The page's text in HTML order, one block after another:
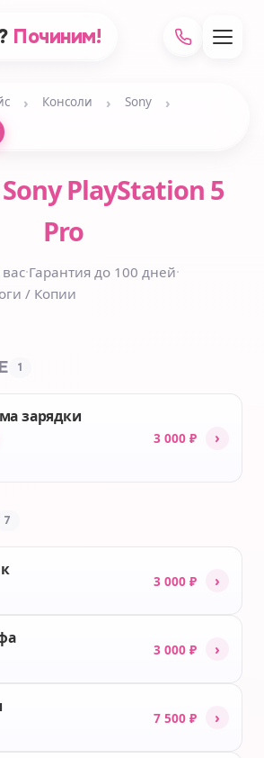
Починим!
› Консоли › Sony ›
Sony PlayStation 5
Pro
·Гарантия до 100 дней·
/ Копии
1
зарядки
3 000 ₽ ›
7
3 000 ₽ ›
3 000 ₽ ›
7 500 ₽ ›